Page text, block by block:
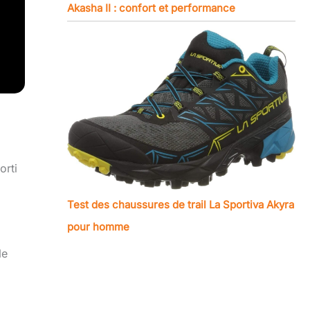
Akasha II : confort et performance
Test des chaussures de trail La Sportiva Akyra
pour homme